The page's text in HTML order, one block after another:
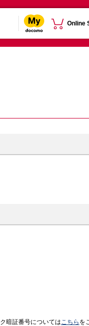
Online
暗証番号についてはこちら を